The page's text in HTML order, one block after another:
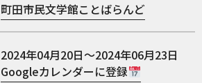
町田市民文学館ことばらんど
2024年04月20日～2024年06月23日
Googleカレンダーに登録